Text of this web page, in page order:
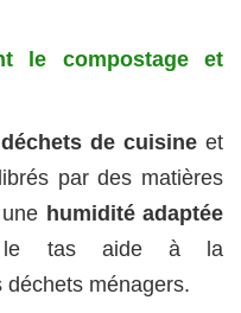
le compostage et
déchets de cuisine et
par des matières
humidité adaptée
le tas aide à la
ménagers.